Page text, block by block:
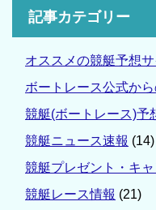
記事カテゴリー
オススメの競艇予想サ
ボートレース公式か
競艇(ボートレース)予
競艇ニュース速報 (14)
競艇プレゼント・キ
競艇レース情報 (21)